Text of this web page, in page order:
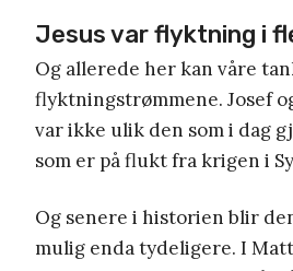
Jesus var flyktning i
Og allerede her kan våre
flyktningstrømmene. Josef
var ikke ulik den som i dag
som er på flukt fra krigen i
Og senere i historien blir
mulig enda tydeligere. I